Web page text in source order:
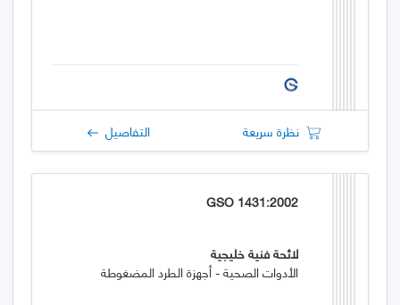
نظرة سريعة التفاصيل
GSO 1431:2002
لائحة فنية خليجية
الأدوات الصحية - أجهزة الطرد المضغوطة